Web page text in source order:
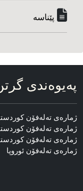
پێناسه‌
په‌یوه‌ندی
ژماره‌ی ته‌له‌فۆن کوردستان : 07506206655
ژماره‌ی ته‌له‌فۆن کوردستان : 07504687209
ژماره‌ی ته‌له‌فۆن کوردستان : 07504497138
ژماره‌ی ته‌له‌فۆن ئوروپا : 0767676746